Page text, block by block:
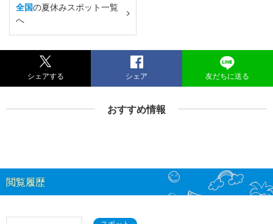
全国の夏休みスポット一覧
へ
シェアする シェア 友だちに送る
おすすめ情報
閲覧履歴